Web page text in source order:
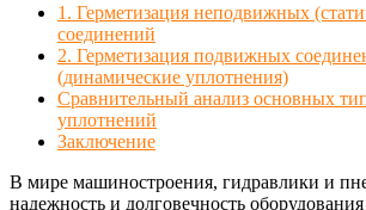
1. Герметизация неподвижных
соединений
2. Герметизация подвижных
(динамические уплотнения)
Сравнительный анализ основных
уплотнений
Заключение
В мире машиностроения, гидравлики и
надежность и долговечность